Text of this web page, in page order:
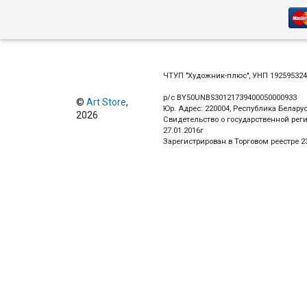
©Art Store,
2026
ЧТУП "Художник-плюс", УНП 192595324
р/с BY50UNBS30121739400050000933
Юр. Адрес: 220004, Республика
Свидетельство о государственной
27.01.2016г
Зарегистрирован в Торговом реестре